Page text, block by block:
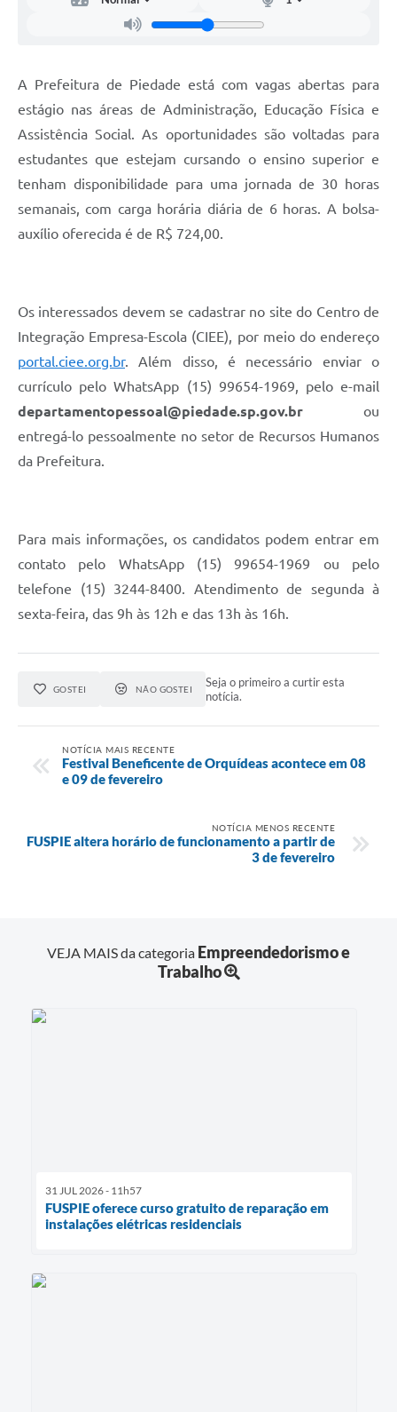
A Prefeitura de Piedade está com vagas abertas para
estágio nas áreas de Administração, Educação Física e
Assistência Social. As oportunidades são voltadas para
estudantes que estejam cursando o ensino superior e
tenham disponibilidade para uma jornada de 30 horas
semanais, com carga horária diária de 6 horas. A bolsa-
auxílio oferecida é de R$ 724,00.
Os interessados devem se cadastrar no site do Centro de
Integração Empresa-Escola (CIEE), por meio do endereço
portal.ciee.org.br. Além disso, é necessário enviar o
currículo pelo WhatsApp (15) 99654-1969, pelo e-mail
departamentopessoal@piedade.sp.gov.br ou
entregá-lo pessoalmente no setor de Recursos Humanos
da Prefeitura.
Para mais informações, os candidatos podem entrar em
contato pelo WhatsApp (15) 99654-1969 ou pelo
telefone (15) 3244-8400. Atendimento de segunda à
sexta-feira, das 9h às 12h e das 13h às 16h.
GOSTEI NÃO GOSTEI
Seja o primeiro a curtir esta
notícia.
NOTÍCIA MAIS RECENTE
Festival Beneficente de Orquídeas acontece em 08
e 09 de fevereiro
NOTÍCIA MENOS RECENTE
FUSPIE altera horário de funcionamento a partir de
3 de fevereiro
VEJA MAIS da categoria Empreendedorismo e
Trabalho
31 JUL 2026 - 11h57
FUSPIE oferece curso gratuito de reparação em
instalações elétricas residenciais